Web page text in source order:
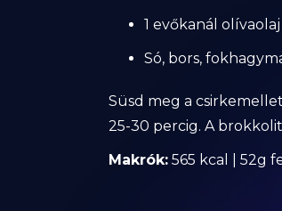
1 evőkanál olívaolaj
Só, bors,
Süsd meg a
25-30 percig. A
Makrók: 565 kcal | 52g